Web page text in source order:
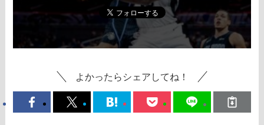
よかったらシェアしてね！